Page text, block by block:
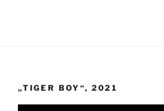
„TIGER BOY“, 2021